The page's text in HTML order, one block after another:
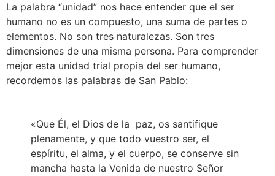
La palabra “unidad” nos hace entender que el ser
humano no es un compuesto, una suma de partes o
elementos. No son tres naturalezas. Son tres
dimensiones de una misma persona. Para comprender
mejor esta unidad trial propia del ser humano,
recordemos las palabras de San Pablo:
«Que Él, el Dios de la paz, os santifique
plenamente, y que todo vuestro ser, el
espíritu, el alma, y el cuerpo, se conserve sin
mancha hasta la Venida de nuestro Señor